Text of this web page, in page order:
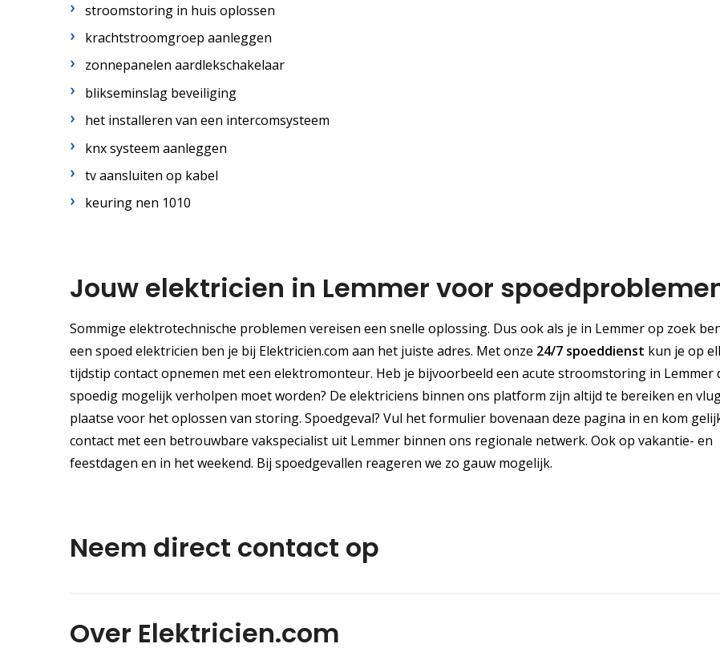
stroomstoring in huis oplossen
krachtstroomgroep aanleggen
zonnepanelen aardlekschakelaar
blikseminslag beveiliging
het installeren van een intercomsysteem
knx systeem aanleggen
tv aansluiten op kabel
keuring nen 1010
Jouw elektricien in Lemmer voor
Sommige elektrotechnische problemen vereisen een snelle oplossing. Dus ook als je in Lemmer op zoek
een spoed elektricien ben je bij Elektricien.com aan het juiste adres. Met onze 24/7 spoeddienst kun je op
tijdstip contact opnemen met een elektromonteur. Heb je bijvoorbeeld een acute stroomstoring in Lemmer
spoedig mogelijk verholpen moet worden? De elektriciens binnen ons platform zijn altijd te bereiken en
plaatse voor het oplossen van storing. Spoedgeval? Vul het formulier bovenaan deze pagina in en kom
contact met een betrouwbare vakspecialist uit Lemmer binnen ons regionale netwerk. Ook op vakantie- en
feestdagen en in het weekend. Bij spoedgevallen reageren we zo gauw mogelijk.
Neem direct contact op
Over Elektricien.com